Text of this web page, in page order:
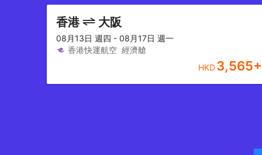
香港 大阪
08月13日 週四 - 08月17日 週一
香港快運航空 經濟艙
HKD3,565+